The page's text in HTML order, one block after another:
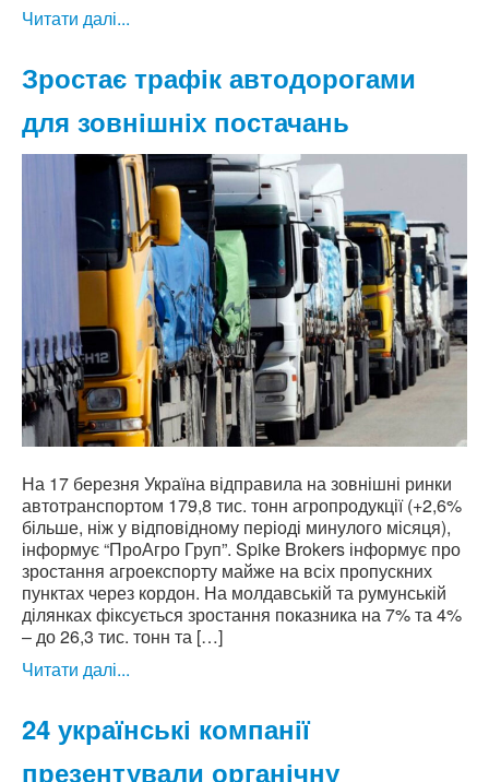
Читати далі...
Зростає трафік автодорогами
для зовнішніх постачань
На 17 березня Україна відправила на зовнішні ринки
автотранспортом 179,8 тис. тонн агропродукції (+2,6%
більше, ніж у відповідному періоді минулого місяця),
інформує “ПроАгро Груп”. Spike Brokers інформує про
зростання агроекспорту майже на всіх пропускних
пунктах через кордон. На молдавській та румунській
ділянках фіксується зростання показника на 7% та 4%
– до 26,3 тис. тонн та […]
Читати далі...
24 українські компанії
презентували органічну